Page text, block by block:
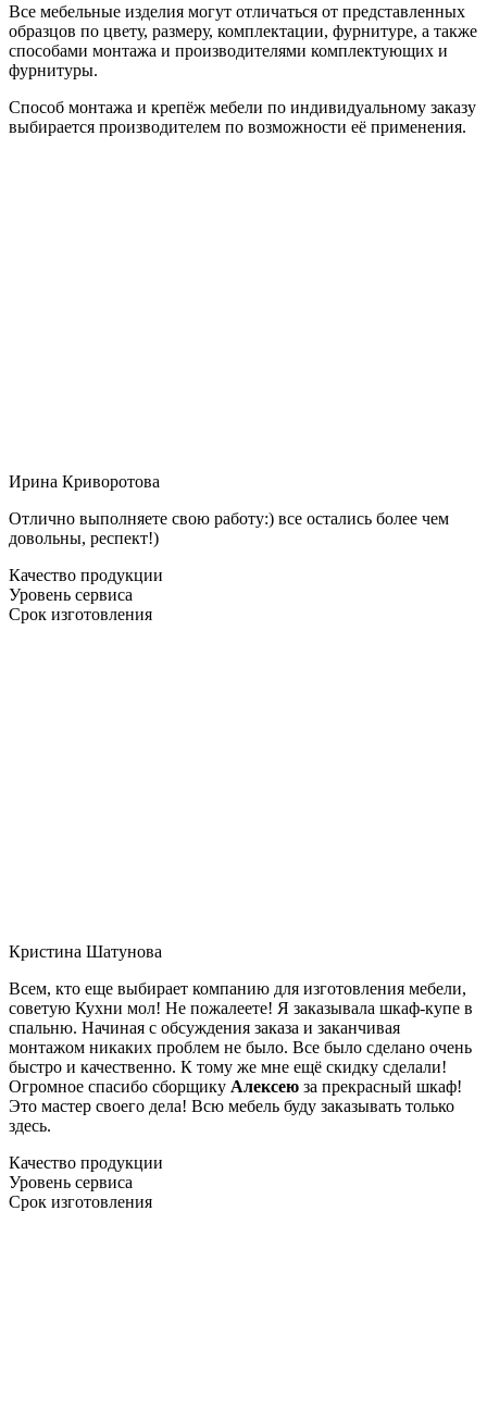
Все мебельные изделия могут отличаться от представленных
образцов по цвету, размеру, комплектации, фурнитуре, а также
способами монтажа и производителями комплектующих и
фурнитуры.
Способ монтажа и крепёж мебели по индивидуальному заказу
выбирается производителем по возможности её применения.
Ирина Криворотова
Отлично выполняете свою работу:) все остались более чем
довольны, респект!)
Качество продукции
Уровень сервиса
Срок изготовления
Кристина Шатунова
Всем, кто еще выбирает компанию для изготовления мебели,
советую Кухни мол! Не пожалеете! Я заказывала шкаф-купе в
спальню. Начиная с обсуждения заказа и заканчивая
монтажом никаких проблем не было. Все было сделано очень
быстро и качественно. К тому же мне ещё скидку сделали!
Огромное спасибо сборщику Алексею за прекрасный шкаф!
Это мастер своего дела! Всю мебель буду заказывать только
здесь.
Качество продукции
Уровень сервиса
Срок изготовления